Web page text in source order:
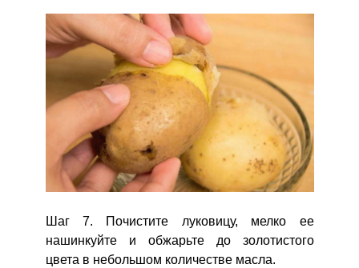
Шаг 7. Почистите луковицу, мелко ее
нашинкуйте и обжарьте до золотистого
цвета в небольшом количестве масла.